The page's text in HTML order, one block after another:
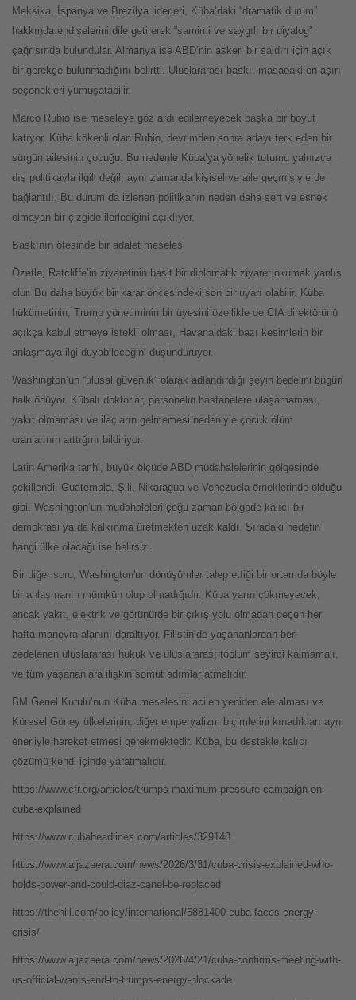
Meksika, İspanya ve Brezilya liderleri, Küba’daki “dramatik durum”
hakkında endişelerini dile getirerek “samimi ve saygılı bir diyalog”
çağrısında bulundular. Almanya ise ABD’nin askeri bir saldırı için açık
bir gerekçe bulunmadığını belirtti. Uluslararası baskı, masadaki en aşırı
seçenekleri yumuşatabilir.
Marco Rubio ise meseleye göz ardı edilemeyecek başka bir boyut
katıyor. Küba kökenli olan Rubio, devrimden sonra adayı terk eden bir
sürgün ailesinin çocuğu. Bu nedenle Küba’ya yönelik tutumu yalnızca
dış politikayla ilgili değil; aynı zamanda kişisel ve aile geçmişiyle de
bağlantılı. Bu durum da izlenen politikanın neden daha sert ve esnek
olmayan bir çizgide ilerlediğini açıklıyor.
Baskının ötesinde bir adalet meselesi
Özetle, Ratcliffe’in ziyaretinin basit bir diplomatik ziyaret okumak yanlış
olur. Bu daha büyük bir karar öncesindeki son bir uyarı olabilir. Küba
hükümetinin, Trump yönetiminin bir üyesini özellikle de CIA direktörünü
açıkça kabul etmeye istekli olması, Havana’daki bazı kesimlerin bir
anlaşmaya ilgi duyabileceğini düşündürüyor.
Washington’un “ulusal güvenlik” olarak adlandırdığı şeyin bedelini bugün
halk ödüyor. Kübalı doktorlar, personelin hastanelere ulaşamaması,
yakıt olmaması ve ilaçların gelmemesi nedeniyle çocuk ölüm
oranlarının arttığını bildiriyor.
Latin Amerika tarihi, büyük ölçüde ABD müdahalelerinin gölgesinde
şekillendi. Guatemala, Şili, Nikaragua ve Venezuela örneklerinde olduğu
gibi, Washington’un müdahaleleri çoğu zaman bölgede kalıcı bir
demokrasi ya da kalkınma üretmekten uzak kaldı. Sıradaki hedefin
hangi ülke olacağı ise belirsiz.
Bir diğer soru, Washington'un dönüşümler talep ettiği bir ortamda böyle
bir anlaşmanın mümkün olup olmadığıdır. Küba yarın çökmeyecek,
ancak yakıt, elektrik ve görünürde bir çıkış yolu olmadan geçen her
hafta manevra alanını daraltıyor. Filistin’de yaşananlardan beri
zedelenen uluslararası hukuk ve uluslararası toplum seyirci kalmamalı,
ve tüm yaşananlara ilişkin somut adımlar atmalıdır.
BM Genel Kurulu’nun Küba meselesini acilen yeniden ele alması ve
Küresel Güney ülkelerinin, diğer emperyalizm biçimlerini kınadıkları aynı
enerjiyle hareket etmesi gerekmektedir. Küba, bu destekle kalıcı
çözümü kendi içinde yaratmalıdır.
https://www.cfr.org/articles/trumps-maximum-pressure-campaign-on-
cuba-explained
https://www.cubaheadlines.com/articles/329148
https://www.aljazeera.com/news/2026/3/31/cuba-crisis-explained-who-
holds-power-and-could-diaz-canel-be-replaced
https://thehill.com/policy/international/5881400-cuba-faces-energy-
crisis/
https://www.aljazeera.com/news/2026/4/21/cuba-confirms-meeting-with-
us-official-wants-end-to-trumps-energy-blockade